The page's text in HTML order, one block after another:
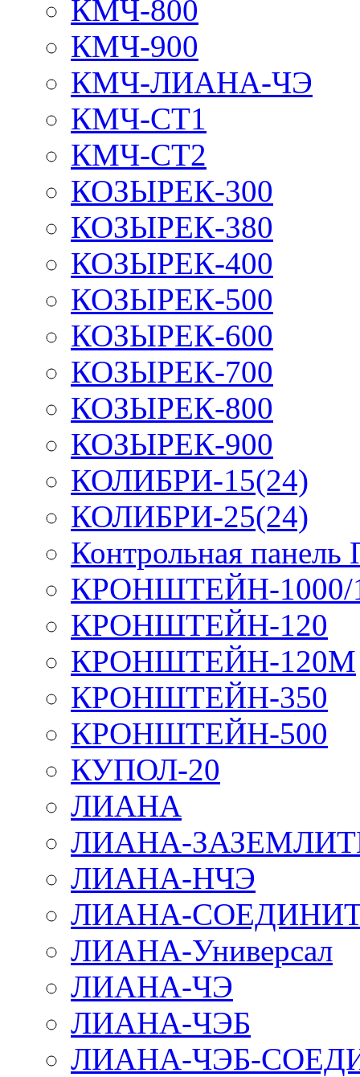
КМЧ-800
КМЧ-900
КМЧ-ЛИАНА-ЧЭ
КМЧ-СТ1
КМЧ-СТ2
КОЗЫРЕК-300
КОЗЫРЕК-380
КОЗЫРЕК-400
КОЗЫРЕК-500
КОЗЫРЕК-600
КОЗЫРЕК-700
КОЗЫРЕК-800
КОЗЫРЕК-900
КОЛИБРИ-15(24)
КОЛИБРИ-25(24)
Контрольная
КРОНШТЕЙН-1000/
КРОНШТЕЙН-120
КРОНШТЕЙН-120М
КРОНШТЕЙН-350
КРОНШТЕЙН-500
КУПОЛ-20
ЛИАНА
ЛИАНА-
ЛИАНА-НЧЭ
ЛИАНА-
ЛИАНА-Универсал
ЛИАНА-ЧЭ
ЛИАНА-ЧЭБ
ЛИАНА-ЧЭБ-